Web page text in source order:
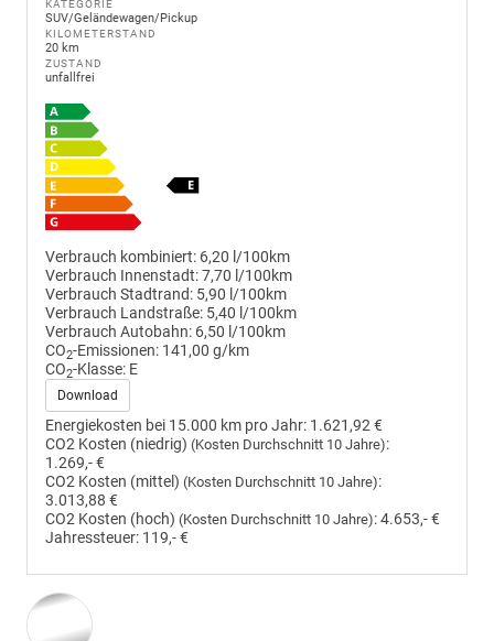
KATEGORIE
SUV/Geländewagen/Pickup
KILOMETERSTAND
20 km
ZUSTAND
unfallfrei
Verbrauch kombiniert: 6,20 l/100km
Verbrauch Innenstadt:7,70 l/100km
Verbrauch Stadtrand: 5,90 l/100km
Verbrauch Landstraße: 5,40 l/100km
Verbrauch Autobahn: 6,50 l/100km
CO2-Emissionen: 141,00 g/km
CO2-Klasse: E
Download
Energiekosten bei 15.000 km pro Jahr: 1.621,92 €
CO2 Kosten (niedrig) (Kosten Durchschnitt 10 Jahre):
1.269,- €
CO2 Kosten (mittel) (Kosten Durchschnitt 10 Jahre):
3.013,88 €
CO2 Kosten (hoch) (Kosten Durchschnitt 10 Jahre):4.653,- €
Jahressteuer: 119,- €